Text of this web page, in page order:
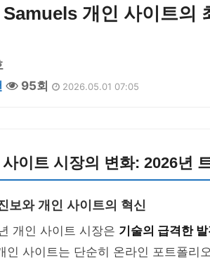
개인 사이트의
95회 2026.05.01 07:05
이트 시장의 변화: 2026년
보와 개인 사이트의 혁신
개인 사이트 시장은 기술의 급격한 발
인 사이트는 단순히 온라인 포트폴리